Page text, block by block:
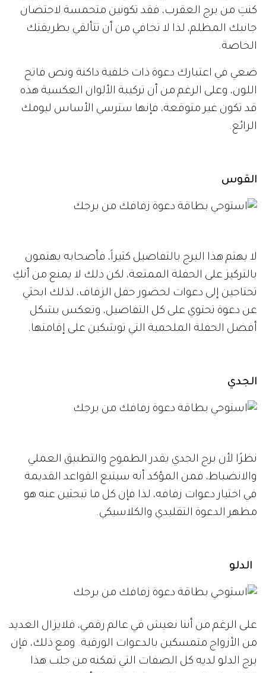
كنتِ من برج العقرب، فقد تكونين متحمسة لاحتضان
جانبك المظلم، لذا لا تخافي من أن تتألقي بطريقتك
الخاصة.
ضعي في اعتبارك دعوة ذات خلفية داكنة ونص فاتح
اللون، وعلى الرغم من أن تركيبة الألوان العكسية هذه
قد تكون غير متوقعة، فإنها سترسي الأساس ليومك
الرائع.
القوس
لا يهتم هذا البرج بالتفاصيل كثيراً، فأصحابه يهتمون
بالتركيز على الحفلة الممتعة، لكن ذلك لا يمنع من أنكِ
تحتاجين إلى دعوات لحضور حفل الزفاف، لذلك ابحثي
عن دعوة تحتوي على كل التفاصيل، وتعكس بشكل
أفضل الحفلة الملحمية التي توشكين على إقامتها.
الجدي
نظرًا لأن برج الجدي يقدر الطموح والتطبيق العملي
والانضباط، فمن المؤكد أنه سيتبع القواعد القديمة
في اختيار دعوات زفافه، لذا فإن كل ما تبحثين عنه هو
مظهر الدعوة التقليدي والكلاسيكي.
الدلو
على الرغم من أننا نعيش في عالم رقمي، فلايزال العديد
من الأزواج متمسكين بالدعوات الورقية. ومع ذلك، فإن
برج الدلو لديه كل الصفات التي تمكنه من جلب هذا